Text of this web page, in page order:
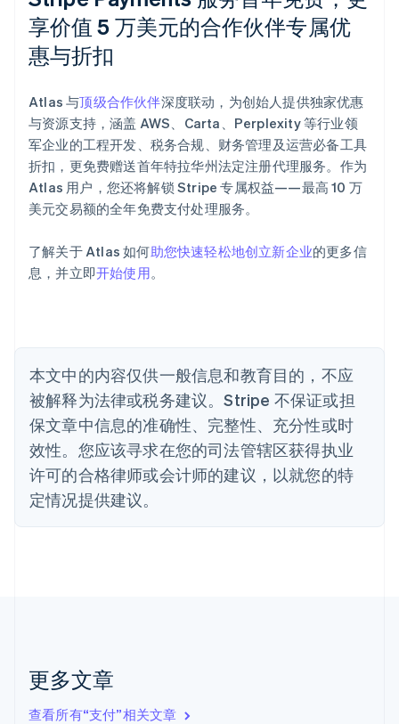
享价值 5 万美元的合作伙伴专属优
惠与折扣
Atlas 与顶级合作伙伴深度联动，为创始人提供独家优惠
与资源支持，涵盖 AWS、Carta、Perplexity 等行业领
军企业的工程开发、税务合规、财务管理及运营必备工具
折扣，更免费赠送首年特拉华州法定注册代理服务。作为
Atlas 用户，您还将解锁 Stripe 专属权益——最高 10 万
美元交易额的全年免费支付处理服务。
了解关于 Atlas 如何助您快速轻松地创立新企业的更多信
息，并立即开始使用。
本文中的内容仅供一般信息和教育目的，不应
被解释为法律或税务建议。Stripe 不保证或担
保文章中信息的准确性、完整性、充分性或时
效性。您应该寻求在您的司法管辖区获得执业
许可的合格律师或会计师的建议，以就您的特
定情况提供建议。
更多文章
查看所有“支付”相关文章
阿联酋
English
English
爱沙尼亚
English
奥地利
DeutschEnglish
澳大利亚
English
PortuguêsEnglish
保加利亚
English
丹麦
德国
DeutschEnglish
法国
FrançaisEnglish
芬兰
EnglishSvenska
English
English